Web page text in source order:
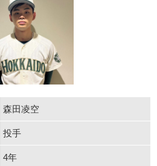
森田凌空
投手
4年